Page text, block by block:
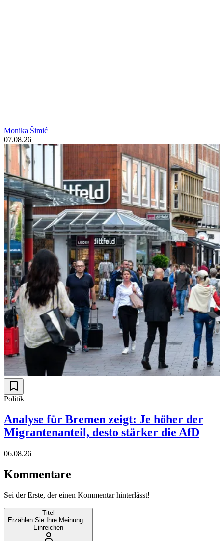
Monika Šimić
07.08.26
Politik
Analyse für Bremen zeigt: Je höher der
Migrantenanteil, desto stärker die AfD
06.08.26
Kommentare
Sei der Erste, der einen Kommentar hinterlässt!
Titel
Erzählen Sie Ihre Meinung...
Einreichen